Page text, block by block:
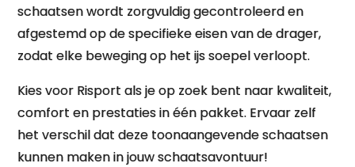
schaatsen wordt zorgvuldig gecontroleerd en
afgestemd op de specifieke eisen van de drager,
zodat elke beweging op het ijs soepel verloopt.
Kies voor Risport als je op zoek bent naar kwaliteit,
comfort en prestaties in één pakket. Ervaar zelf
het verschil dat deze toonaangevende schaatsen
kunnen maken in jouw schaatsavontuur!